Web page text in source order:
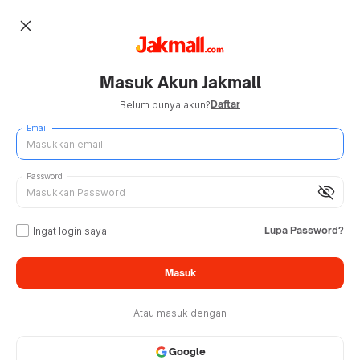
close
Masuk Akun Jakmall
Belum punya akun?Daftar
Email
visibility_off
Password
Ingat login saya Lupa Password?
Masuk
Atau masuk dengan
Google